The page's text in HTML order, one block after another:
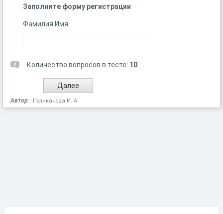
Заполните форму регистрации
Фамилия Имя
Количество вопросов в тесте: 10
Автор: Поликанова И. А.